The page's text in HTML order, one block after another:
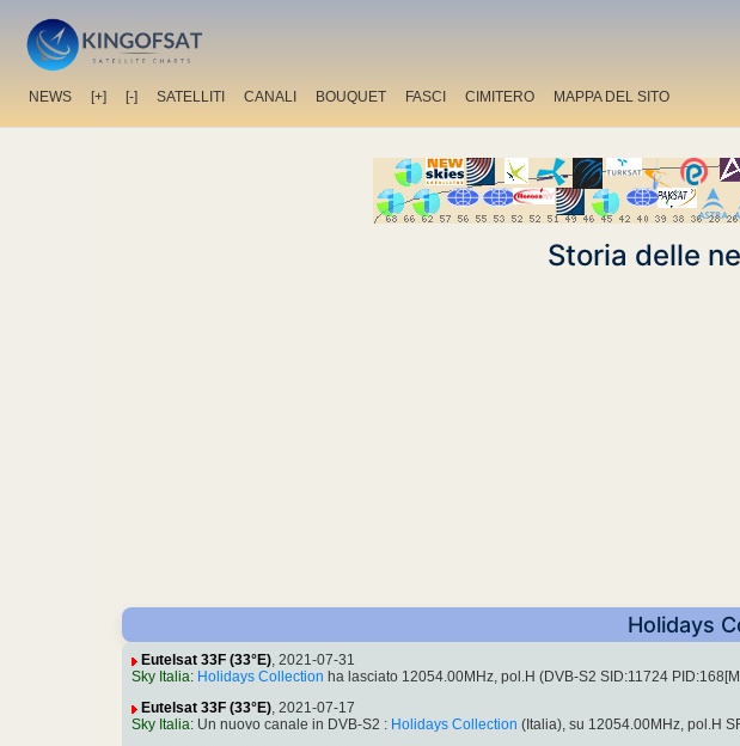
NEWS [+] [-] SATELLITI CANALI BOUQUET FASCI CIMITERO MAPPA DEL SITO
Storia delle
Holidays
Eutelsat 33F (33°E), 2021-07-31
Sky Italia: Holidays Collection ha lasciato 12054.00MHz, pol.H (DVB-S2 SID:11724
Eutelsat 33F (33°E), 2021-07-17
Sky Italia: Un nuovo canale in DVB-S2 : Holidays Collection (Italia), su 12054.00MHz, pol.H